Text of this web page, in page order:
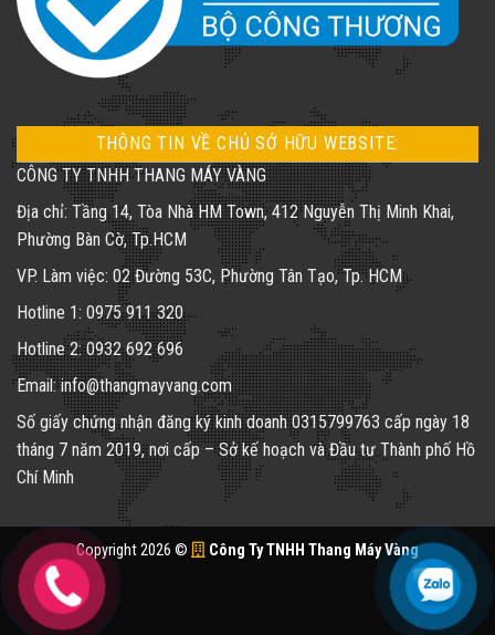
THÔNG TIN VỀ CHỦ SỞ HỮU WEBSITE:
CÔNG TY TNHH THANG MÁY VÀNG
Địa chỉ: Tầng 14, Tòa Nhà HM Town, 412 Nguyễn Thị Minh Khai,
Phường Bàn Cờ, Tp.HCM
VP. Làm việc: 02 Đường 53C, Phường Tân Tạo, Tp. HCM
Hotline 1: 0975 911 320
Hotline 2: 0932 692 696
Email: info@thangmayvang.com
Số giấy chứng nhận đăng ký kinh doanh0315799763 cấp ngày 18
tháng 7 năm 2019, nơi cấp – Sở kế hoạch và Đầu tư Thành phố Hồ
Chí Minh
Copyright 2026 © Công Ty TNHH Thang Máy Vàng